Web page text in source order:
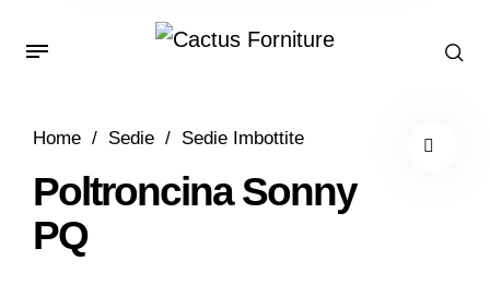
Home / Sedie / Sedie Imbottite
Poltroncina Sonny
PQ